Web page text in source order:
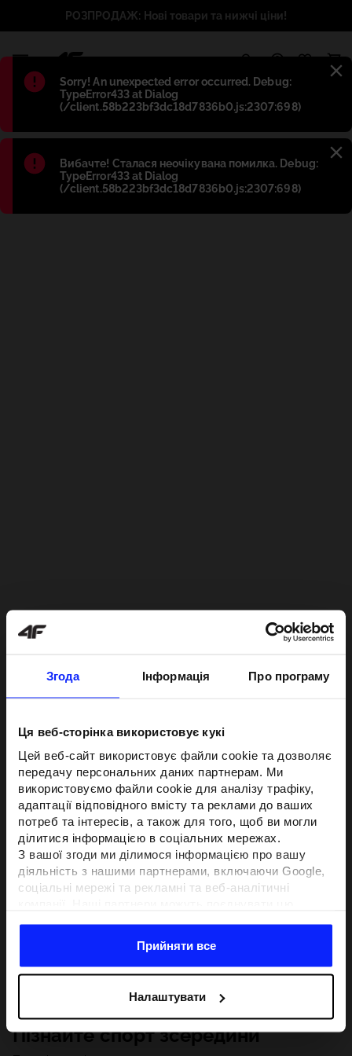
Згода Інформація Про програму
Ця веб-сторінка використовує кукі
Цей веб-сайт використовує файли cookie та дозволяє
передачу персональних даних партнерам. Ми
використовуємо файли cookie для аналізу трафіку,
адаптації відповідного вмісту та реклами до ваших
потреб та інтересів, а також для того, щоб ви могли
ділитися інформацією в соціальних мережах.
З вашої згоди ми ділимося інформацією про вашу
діяльність з нашими партнерами, включаючи Google,
соціальні мережі та рекламні та веб-аналітичні
отримують у результаті використання вами їхніх
послуг.З вашої згоди ми також можемо ділитися
з метою націлювання та покращення відображення
відповідної онлайн-реклами, проведення аналітики,
відповідності вмісту та вдосконалення рішень, які
пропонують наші партнери (наприклад, соціальні
Прийняти все
Налаштувати
Błąd:
Sorry! An unexpected error occurred. Debug:
TypeError433 at Dialog
(/client.58b223bf3dc18d7836b0.js:2307:698)
Błąd:
Вибачте! Сталася неочікувана помилка. Debug:
TypeError433 at Dialog
(/client.58b223bf3dc18d7836b0.js:2307:698)
РОЗПРОДАЖ: Нові товари та нижчі ціни!
Пізнайте спорт зсередини